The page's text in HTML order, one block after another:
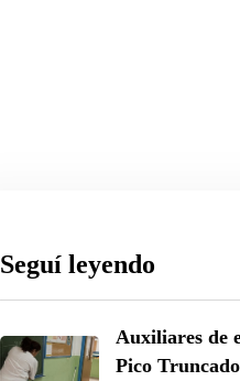
Seguí leyendo
Auxiliares de
Pico